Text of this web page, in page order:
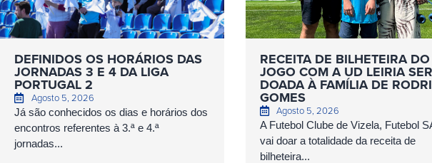
DEFINIDOS OS HORÁRIOS DAS
JORNADAS 3 E 4 DA LIGA
PORTUGAL 2
Agosto 5, 2026
Já são conhecidos os dias e horários dos
encontros referentes à 3.ª e 4.ª
jornadas...
RECEITA DE BILHETEIRA DO
JOGO COM A UD LEIRIA
DOADA À FAMÍLIA DE
GOMES
Agosto 5, 2026
A Futebol Clube de Vizela, Futebol
vai doar a totalidade da receita de
bilheteira...